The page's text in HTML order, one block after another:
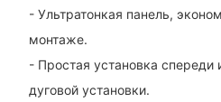
- Ультратонкая панель,
монтаже.
- Простая установка
дуговой установки.